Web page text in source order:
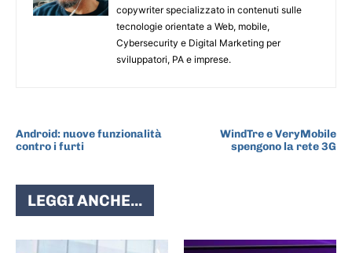
copywriter specializzato in contenuti sulle
tecnologie orientate a Web, mobile,
Cybersecurity e Digital Marketing per
sviluppatori, PA e imprese.
Android: nuove funzionalità
contro i furti
WindTre e VeryMobile
spengono la rete 3G
LEGGI ANCHE...